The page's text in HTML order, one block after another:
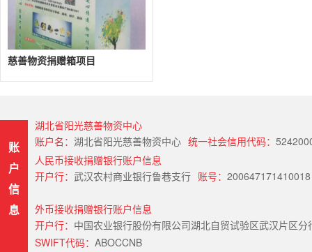
慈善物资捐赠箱项目
账
户
信
息
湖北省阳光慈善物资中心
账户名： 湖北省阳光慈善物资中心 统一社会信用代码：
人民币接收捐赠银行账户信息
开户行： 武汉农村商业银行鲁巷支行 账号： 200647171410018
外币接收捐赠银行账户信息
开户行： 中国农业银行股份有限公司湖北自贸试验区武汉片区
SWIFT代码： ABOCCNB